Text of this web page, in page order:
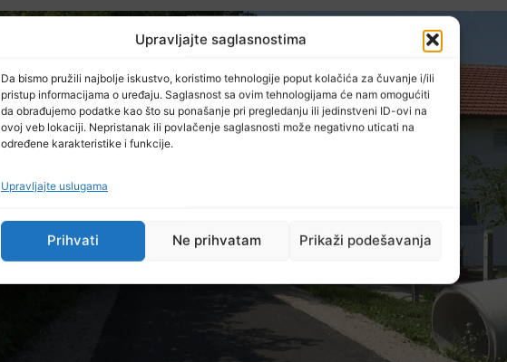
Upravljajte saglasnostima
Da bismo pružili najbolje iskustvo, koristimo tehnologije poput kolačića za čuvanje i/ili
pristup informacijama o uređaju. Saglasnost sa ovim tehnologijama će nam omogućiti
da obrađujemo podatke kao što su ponašanje pri pregledanju ili jedinstveni ID-ovi na
ovoj veb lokaciji. Nepristanak ili povlačenje saglasnosti može negativno uticati na
određene karakteristike i funkcije.
Upravljajte uslugama
Prihvati Ne prihvatam Prikaži podešavanja